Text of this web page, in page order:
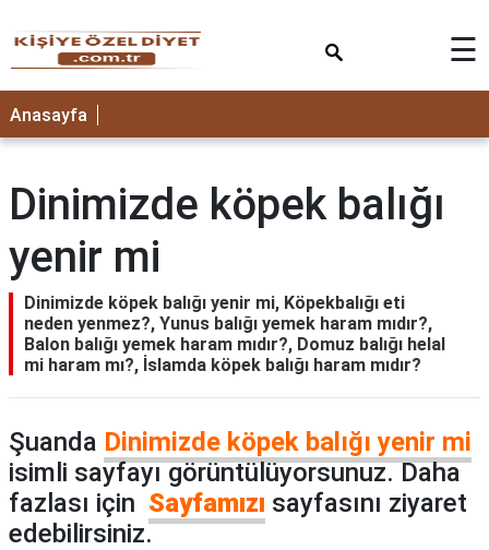
ANASAYFA
☰
Anasayfa
Dinimizde köpek balığı
yenir mi
Dinimizde köpek balığı yenir mi, Köpekbalığı eti
neden yenmez?, Yunus balığı yemek haram mıdır?,
Balon balığı yemek haram mıdır?, Domuz balığı helal
mi haram mı?, İslamda köpek balığı haram mıdır?
Şuanda Dinimizde köpek balığı yenir mi
isimli sayfayı görüntülüyorsunuz. Daha
fazlası için Sayfamızı sayfasını ziyaret
edebilirsiniz.